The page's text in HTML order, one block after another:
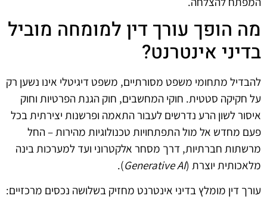
מה הופך עורך דין למומחה מוביל
בדיני אינטרנט?
להבדיל מתחומי משפט מסורתיים, משפט דיגיטלי אינו נשען רק
על חקיקה סטטית. חוקי המחשבים, חוק הגנת הפרטיות וחוק
איסור לשון הרע נדרשים לעבור התאמה ופרשנות יצירתית בכל
פעם מחדש אל מול התפתחויות טכנולוגיות מהירות – החל
מרשתות חברתיות, דרך מסחר אלקטרוני ועד למערכות בינה
מלאכותית יוצרת (Generative AI
).
עורך דין מומלץ בדיני אינטרנט מחזיק בשלושה נכסים מרכזיים: